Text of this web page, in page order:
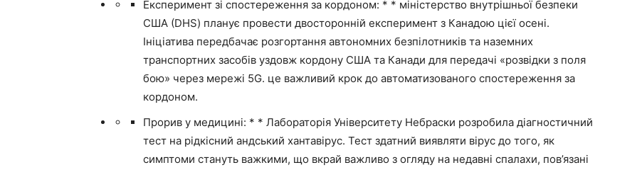
Експеримент зі спостереження за кордоном: * * міністерство внутрішньої безпеки
США (DHS) планує провести двосторонній експеримент з Канадою цієї осені.
Ініціатива передбачає розгортання автономних безпілотників та наземних
транспортних засобів уздовж кордону США та Канади для передачі «розвідки з поля
бою» через мережі 5G. це важливий крок до автоматизованого спостереження за
кордоном.
Прорив у медицині: * * Лабораторія Університету Небраски розробила діагностичний
тест на рідкісний андський хантавірус. Тест здатний виявляти вірус до того, як
симптоми стануть важкими, що вкрай важливо з огляду на недавні спалахи, пов’язані